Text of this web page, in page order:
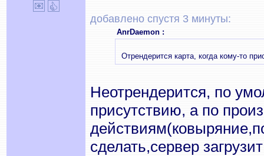
добавлено спустя 3 минуты:
AnrDaemon :
Отрендерится карта, когда кому-то
Неотрендерится, по
присутствию, а по
сделать,сервер